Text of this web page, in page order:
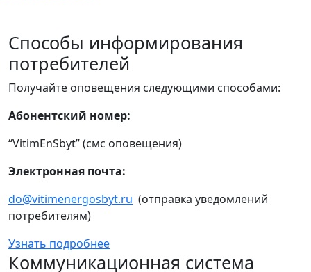
Способы информирования
потребителей
Получайте оповещения следующими способами:
Абонентский номер:
“VitimEnSbyt” (смс оповещения)
Электронная почта:
do@vitimenergosbyt.ru (отправка уведомлений
потребителям)
Узнать подробнее
Коммуникационная система